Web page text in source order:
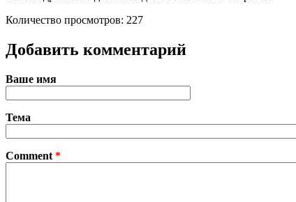
Количество просмотров: 227
Добавить комментарий
Ваше имя
Тема
Comment *